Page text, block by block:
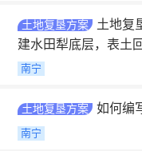
土地复垦方案
土地复
建水田犁底层，表土
料
南宁
土地复垦方案 如何编
南宁